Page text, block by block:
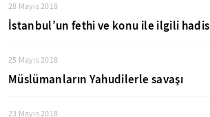
28 Mayıs 2018
İstanbul’un fethi ve konu ile ilgili hadis
25 Mayıs 2018
Müslümanların Yahudilerle savaşı
23 Mayıs 2018